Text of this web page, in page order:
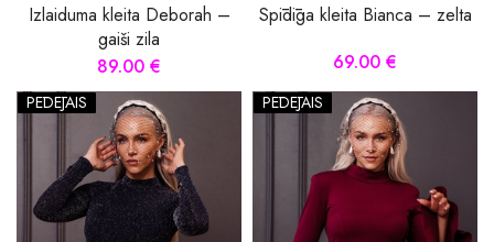
Izlaiduma kleita Deborah –
gaiši zila
89.00 €
Spīdīga kleita Bianca – zelta
69.00 €
PĒDĒJAIS PĒDĒJAIS